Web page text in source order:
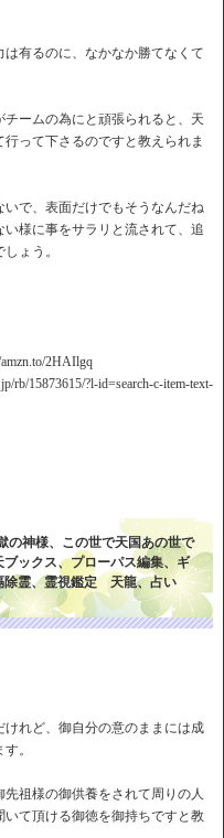
有るのに、なかなか勝てなくて
ームの為にと頑張られると、天
って下さるのですと教えられま
で、表面だけでもそうなんだね
様に事をサラリと流されて、追
ょう。
2HAIlgq
15873615/?l-id=search-c-item-text-
の神様、この世で天国あの世で
ックス、プローパス編集、ギ
除霊、霊視鑑定 天龍、占い
れど、御自分の意のままには成
。
祖様の御供養をされて周りの人
て頂ける御徳を御持ちですと教